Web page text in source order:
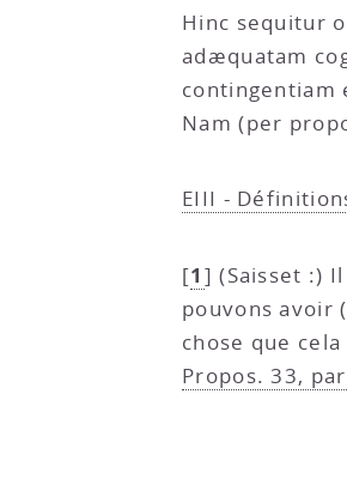
Hinc sequitur
adæquatam
contingentiam
Nam (per
EIII -
[1 ](Saisset :)
pouvons avoir
chose que
Propos. 33,